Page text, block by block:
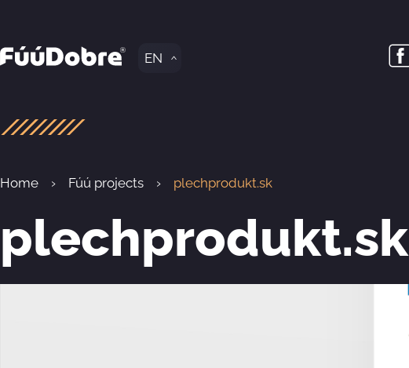
EN
Home Fúú projects plechprodukt.sk
plechprodukt.sk